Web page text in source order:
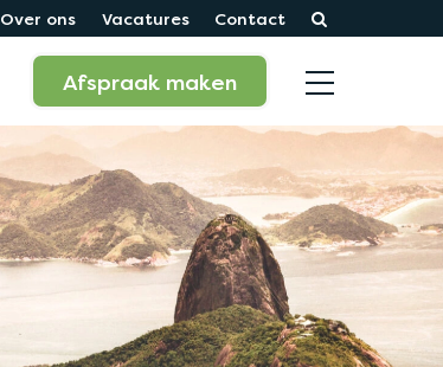
Over ons Vacatures Contact
Afspraak maken